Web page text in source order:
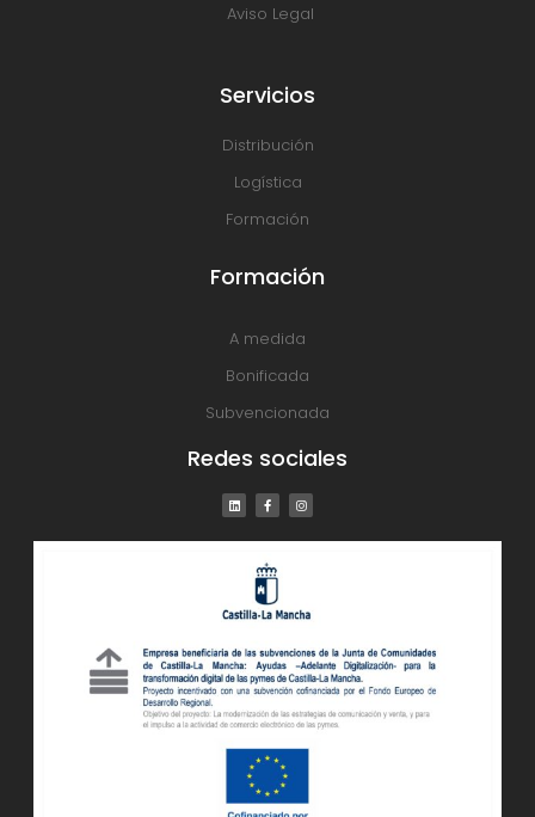
Aviso Legal
Servicios
Distribución
Logística
Formación
Formación
A medida
Bonificada
Subvencionada
Redes sociales